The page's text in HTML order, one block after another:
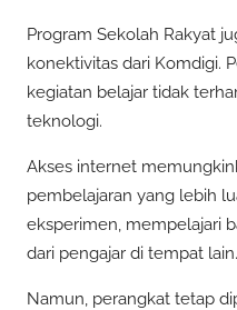
Program Sekolah Rakyat
konektivitas dari Komdigi.
kegiatan belajar tidak
teknologi.
Akses internet
pembelajaran yang lebih
eksperimen, mempelajari
dari pengajar di tempat lain.
Namun, perangkat tetap